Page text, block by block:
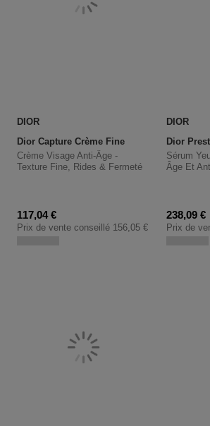
DIOR
Dior Capture Crème Fine
Crème Visage Anti-Âge -
Texture Fine, Rides & Fermeté
Prix promotionnel
117,04 €
Prix de vente conseillé 156,05 €
DIOR
Sérum
Âge Et
Prix
238,09 €
Prix de